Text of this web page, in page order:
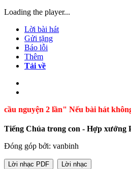
Loading the player...
Lời bài hát
Gửi tặng
Báo lỗi
Thêm
Tải về
nguyện 2 lần" Nếu bài hát
Tiếng Chúa trong con - Hợp xướng
Đóng góp bởi: vanbinh
Lời nhạc PDF Lời nhạc